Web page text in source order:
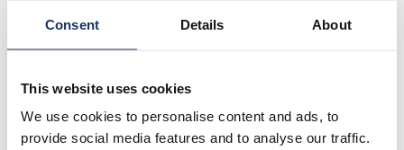
Consent Details About
This website uses cookies
We use cookies to personalise content and ads, to
provide social media features and to analyse our traffic.
Heikoimpana osa-alueena Suomessa
koulutuspolitiikan osalta, mutta kansalaisuuden
saannin tiukennukset voivat heikentää pitkäaikaisen
osallisuuden edellytyksiä.